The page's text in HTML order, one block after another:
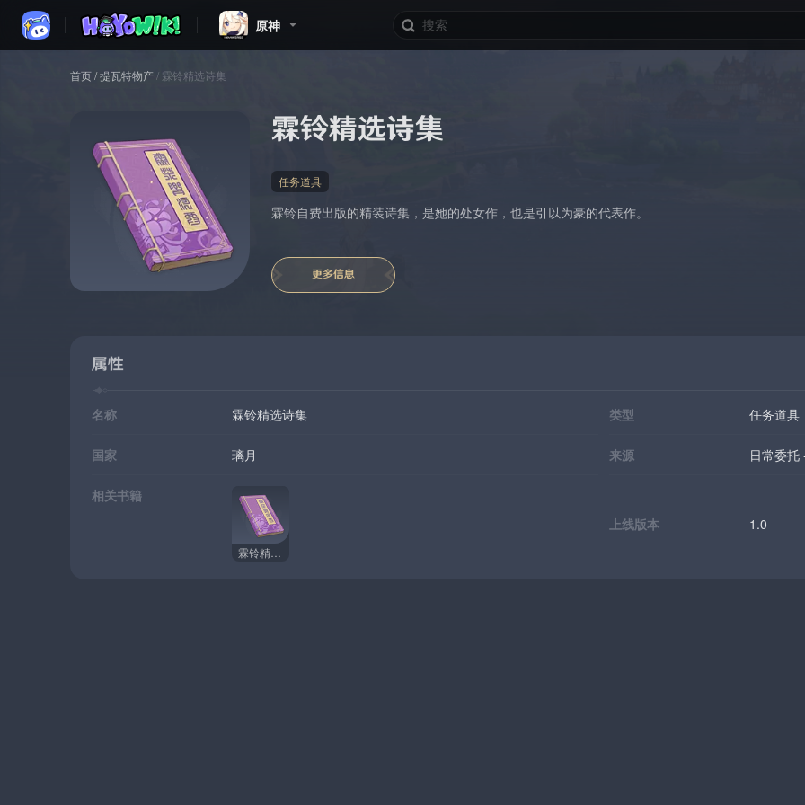
原神
首页/提瓦特物产/ 霖铃精选诗集
霖铃精选诗集
任务道具
霖铃自费出版的精装诗集，是她的处女作，也是引以为豪的代表作。
更多信息
属性
名称 霖铃精选诗集 类型 任务道具
国家 璃月 来源 日常委托
相关书籍
上线版本 1.0